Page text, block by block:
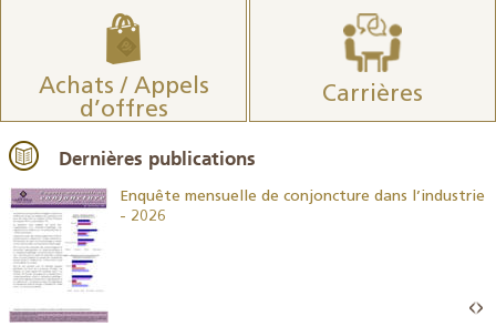
Achats / Appels
d’offres
Carrières
Dernières publications
Enquête mensuelle de conjoncture dans l’industrie
- 2026